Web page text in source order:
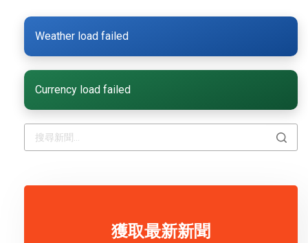
Weather load failed
Currency load failed
獲取最新新聞